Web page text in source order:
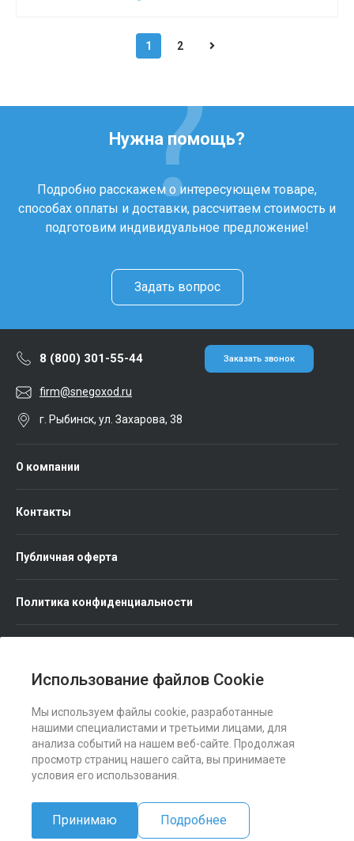
Использование файлов Cookie
Мы используем файлы cookie, разработанные
нашими специалистами и третьими лицами, для
анализа событий на нашем веб-сайте. Продолжая
просмотр страниц нашего сайта, вы принимаете
условия его использования.
Принимаю Подробнее
1 2
Нужна помощь?
Подробно расскажем о интересующем товаре,
способах оплаты и доставки, рассчитаем стоимость и
подготовим индивидуальное предложение!
Задать вопрос
8 (800) 301-55-44 Заказать звонок
firm@snegoxod.ru
г. Рыбинск, ул. Захарова, 38
О компании
Контакты
Публичная оферта
Политика конфиденциальности
Мы в соц. сетях